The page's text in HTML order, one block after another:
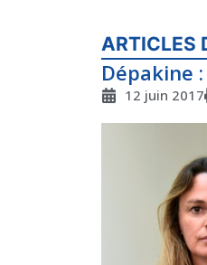
ARTICLES
Dépakine
12 juin 2017